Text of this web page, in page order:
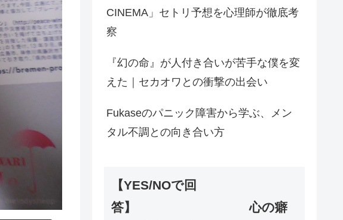
CINEMA」セトリ予想を心理師が徹底考
察
『幻の命』が人付き合いが苦手な僕を変
えた｜セカオワとの衝撃の出会い
Fukaseのパニック障害から学ぶ、メン
タル不調との向き合い方
【YES/NOで回
答】 心の癖